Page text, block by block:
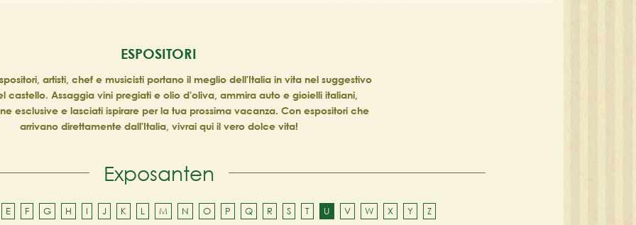
ESPOSITORI
artisti, chef e musicisti portano il meglio dell'Italia in vita nel suggestivo
castello. Assaggia vini pregiati e olio d'oliva, ammira auto e gioielli italiani,
esclusive e lasciati ispirare per la tua prossima vacanza. Con espositori che
arrivano direttamente dall'Italia, vivrai qui il vero dolce vita!
Exposanten
E F G H I J K L M N O P Q R S T U V W X Y Z